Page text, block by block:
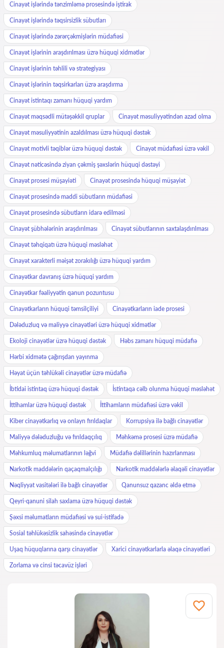
Cinayət işlərində tənzimləmə prosesində iştirak
Cinayət işlərində təqsirsizlik sübutları
Cinayət işlərində zərərçəkmişlərin müdafiəsi
Cinayət işlərinin araşdırılması üzrə hüquqi xidmətlər
Cinayət işlərinin təhlili və strategiyası
Cinayət işlərinin təqsirkarları üzrə araşdırma
Cinayət istintaqı zamanı hüquqi yardım
Cinayət məqsədli mütəşəkkil qruplar Cinayət məsuliyyətindən azad olma
Cinayət məsuliyyətinin azaldılması üzrə hüquqi dəstək
Cinayət motivli təqiblər üzrə hüquqi dəstək Cinayət müdafiəsi üzrə vəkil
Cinayət nəticəsində ziyan çəkmiş şəxslərin hüquqi dəstəyi
Cinayət prosesi müşayiəti Cinayət prosesində hüquqi müşayiət
Cinayət prosesində maddi sübutların müdafiəsi
Cinayət prosesində sübutların idarə edilməsi
Cinayət şübhələrinin araşdırılması Cinayət sübutlarının saxtalaşdırılması
Cinayət təhqiqatı üzrə hüquqi məsləhət
Cinayət xarakterli məişət zorakılığı üzrə hüquqi yardım
Cinayətkar davranış üzrə hüquqi yardım
Cinayətkar fəaliyyətin qanun pozuntusu
Cinayətkarların hüquqi təmsilçiliyi Cinayətkarların iade prosesi
Dələduzluq və maliyyə cinayətləri üzrə hüquqi xidmətlər
Ekoloji cinayətlər üzrə hüquqi dəstək Həbs zamanı hüquqi müdafiə
Hərbi xidmətə çağırışdan yayınma
Həyat üçün təhlükəli cinayətlər üzrə müdafiə
İbtidai istintaq üzrə hüquqi dəstək İstintaqa cəlb olunma hüquqi məsləhət
İttihamlar üzrə hüquqi dəstək İttihamların müdafiəsi üzrə vəkil
Kiber cinayətkarlıq və onlayn fırıldaqlar Korrupsiya ilə bağlı cinayətlər
Maliyyə dələduzluğu və fırıldaqçılıq Məhkəmə prosesi üzrə müdafiə
Məhkumluq məlumatlarının ləğvi Müdafiə dəlillərinin hazırlanması
Narkotik maddələrin qaçaqmalçılığı Narkotik maddələrlə əlaqəli cinayətlər
Nəqliyyat vasitələri ilə bağlı cinayətlər Qanunsuz qazanc əldə etmə
Qeyri-qanuni silah saxlama üzrə hüquqi dəstək
Şəxsi məlumatların müdafiəsi və sui-istifadə
Sosial təhlükəsizlik sahəsində cinayətlər
Uşaq hüquqlarına qarşı cinayətlər Xarici cinayətkarlarla əlaqə cinayətləri
Zorlama və cinsi təcavüz işləri